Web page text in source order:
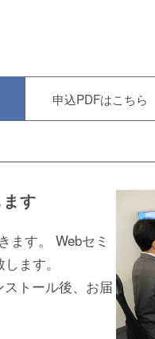
申込PDFはこちら
す
ます。 Webセミ
ます。
トール後、お届